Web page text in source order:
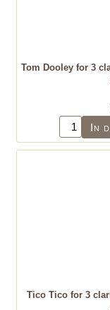
Tom Dooley for 3
In
Tico Tico for 3